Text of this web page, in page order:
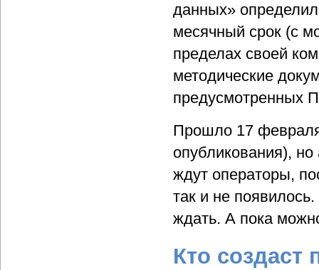
данных»
месячный срок (с
пределах своей
методические
предусмотренных
Прошло 17
опубликования),
ждут операторы,
так и не
ждать. А пока
Кто создаст